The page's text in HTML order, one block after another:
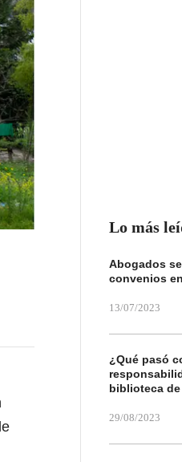
Lo más
Abogados
convenios
13/07/2023
¿Qué pasó
biblioteca
29/08/2023